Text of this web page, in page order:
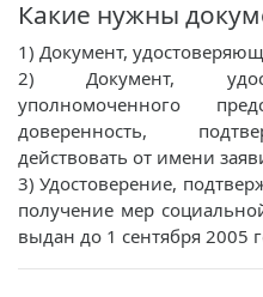
Какие нужны
1) Документ,
2) Документ,
уполномоченного
доверенность,
действовать от имени
3) Удостоверение,
получение мер
выдан до 1 сентября 2005